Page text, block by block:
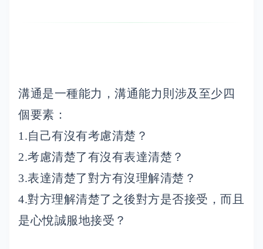
溝通是一種能力，溝通能力則涉及至少四
個要素：
1.自己有沒有考慮清楚？
2.考慮清楚了有沒有表達清楚？
3.表達清楚了對方有沒理解清楚？
4.對方理解清楚了之後對方是否接受，而且
是心悅誠服地接受？